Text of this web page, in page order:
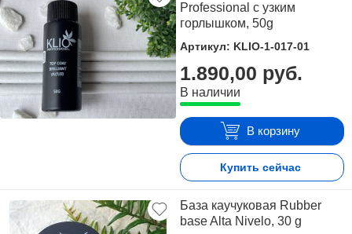
Professional с узким
горлышком, 50g
Артикул: KLIO-1-017-01
1.890,00 руб.
В наличии
В корзину
Купить сейчас
База каучуковая Rubber
base Alta Nivelo, 30 g